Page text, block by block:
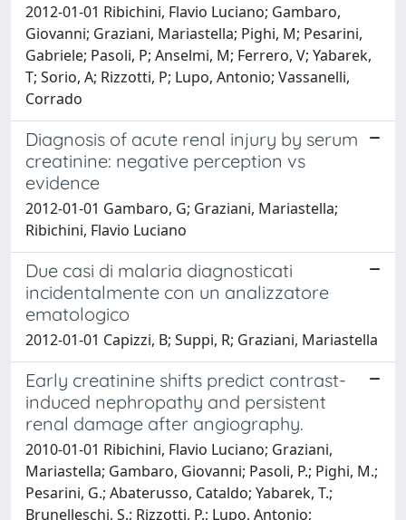
2012-01-01 Ribichini, Flavio Luciano; Gambaro,
Giovanni; Graziani, Mariastella; Pighi, M; Pesarini,
Gabriele; Pasoli, P; Anselmi, M; Ferrero, V; Yabarek,
T; Sorio, A; Rizzotti, P; Lupo, Antonio; Vassanelli,
Corrado
Diagnosis of acute renal injury by serum
creatinine: negative perception vs
evidence
2012-01-01 Gambaro, G; Graziani, Mariastella;
Ribichini, Flavio Luciano
Due casi di malaria diagnosticati
incidentalmente con un analizzatore
ematologico
2012-01-01 Capizzi, B; Suppi, R; Graziani, Mariastella
Early creatinine shifts predict contrast-
induced nephropathy and persistent
renal damage after angiography.
2010-01-01 Ribichini, Flavio Luciano; Graziani,
Mariastella; Gambaro, Giovanni; Pasoli, P.; Pighi, M.;
Pesarini, G.; Abaterusso, Cataldo; Yabarek, T.;
Brunelleschi, S.; Rizzotti, P.; Lupo, Antonio;